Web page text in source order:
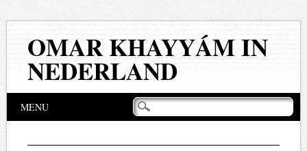
OMAR KHAYYÁM IN
NEDERLAND
Hoofdmenu
springen
MENU